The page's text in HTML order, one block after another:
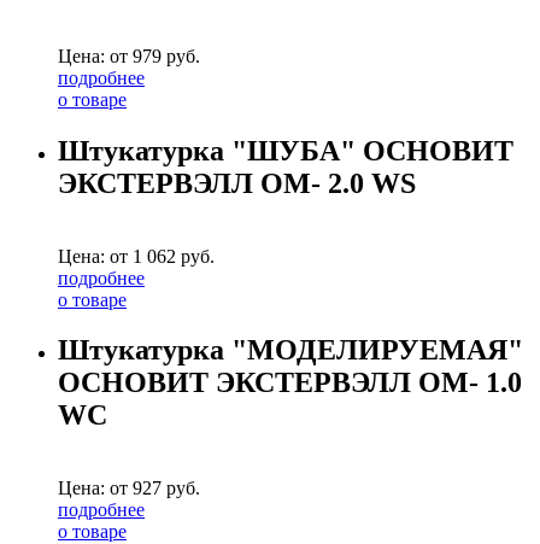
Цена: от 979 руб.
подробнее
о товаре
Штукатурка "ШУБА" ОСНОВИТ
ЭКСТЕРВЭЛЛ OM- 2.0 WS
Цена: от 1 062 руб.
подробнее
о товаре
Штукатурка "МОДЕЛИРУЕМАЯ"
ОСНОВИТ ЭКСТЕРВЭЛЛ OM- 1.0
WC
Цена: от 927 руб.
подробнее
о товаре